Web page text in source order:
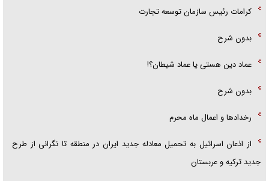
کرامات رئیس سازمان توسعه تجارت
بدون شرح
عماد دین هستی یا عماد شیطان؟!
بدون شرح
رخداد‌ها و اعمال ماه محرم
از اذعان اسرائیل به تحمیل معادله جدید ایران در منطقه تا نگرانی از طرح
جدید ترکیه و عربستان